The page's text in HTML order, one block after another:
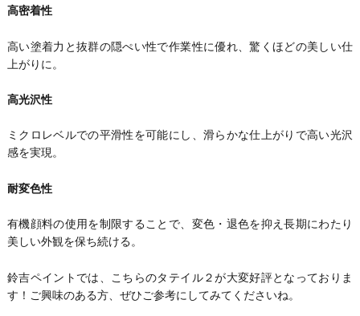
高密着性
高い塗着力と抜群の隠ぺい性で作業性に優れ、驚くほどの美しい仕
上がりに。
高光沢性
ミクロレベルでの平滑性を可能にし、滑らかな仕上がりで高い光沢
感を実現。
耐変色性
有機顔料の使用を制限することで、変色・退色を抑え長期にわたり
美しい外観を保ち続ける。
鈴吉ペイントでは、こちらのタテイル２が大変好評となっておりま
す！ご興味のある方、ぜひご参考にしてみてくださいね。